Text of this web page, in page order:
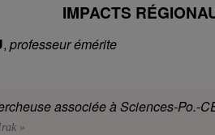
IMPACTS
, professeur émérite
associée à Sciences-Po.-
»